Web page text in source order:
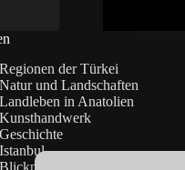
Regionen der Türkei
Natur und Landschaften
Landleben in Anatolien
Kunsthandwerk
Geschichte
Istanbul